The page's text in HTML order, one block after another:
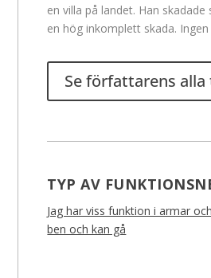
en villa på landet. Han skadade
en hög inkomplett skada. Ingen
Se författarens alla
TYP AV
Jag har viss funktion i armar
ben och kan gå